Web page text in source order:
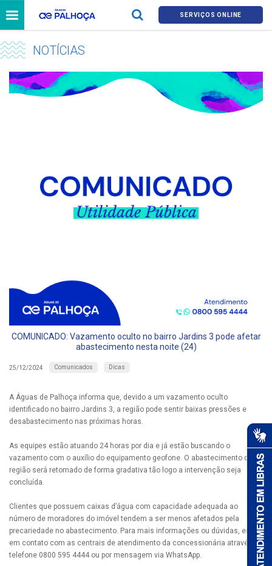
SERVIÇOS ONLINE
NOTÍCIAS
COMUNICADO: Vazamento oculto no bairro Jardins 3 pode afetar
abastecimento nesta noite (24)
25/12/2024 Comunicados Dicas
A Águas de Palhoça informa que, devido a um vazamento oculto
identificado no bairro Jardins 3, a região pode sentir baixas pressões e
desabastecimento nas próximas horas.
As equipes estão atuando 24 horas por dia e já estão buscando o
vazamento com o auxílio do equipamento geofone. O abastecimento da
região será retomado de forma gradativa tão logo a intervenção seja
concluída.
Clientes que possuem caixas d’água com capacidade adequada ao
número de moradores do imóvel tendem a ser menos afetados pela
precariedade no abastecimento. Para mais informações ou dúvidas, entre
em contato com as centrais de atendimento da concessionária através do
telefone 0800 595 4444 ou por mensagem via WhatsApp.